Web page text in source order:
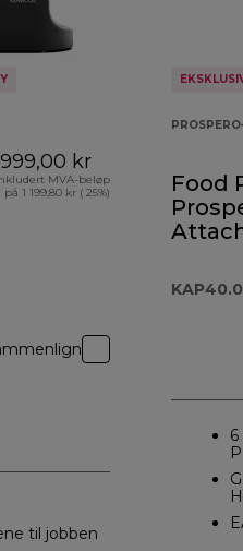
kr
MVA-beløp
på 1 199,80 kr ( 25%)
til jobben
Food